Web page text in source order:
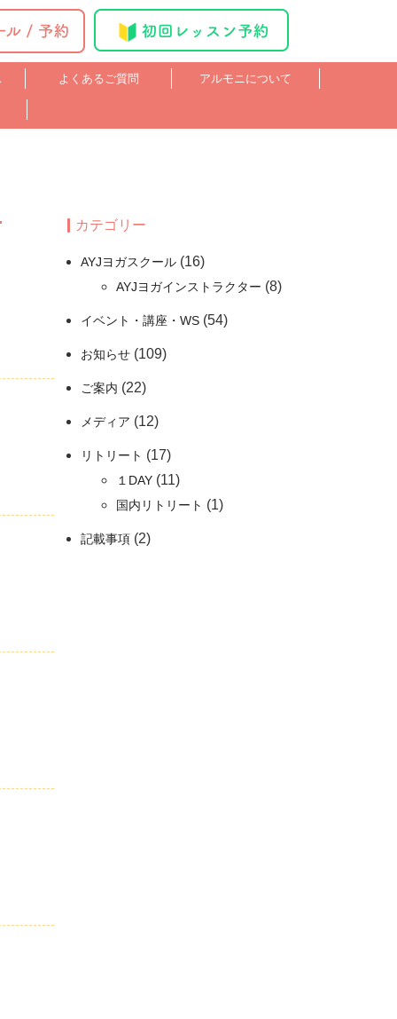
よくあるご質問 アルモニについて
カテゴリー
AYJヨガスクール (16)
AYJヨガインストラクター (8)
イベント・講座・WS (54)
お知らせ (109)
ご案内 (22)
メディア (12)
リトリート (17)
１DAY (11)
国内リトリート (1)
記載事項 (2)